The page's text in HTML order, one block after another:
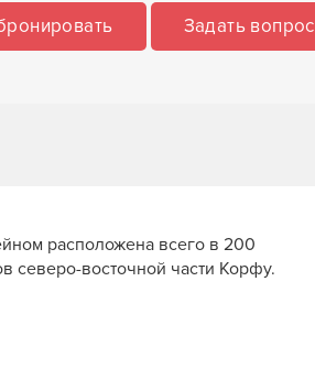
Задать вопрос
расположена всего в 200
северо-восточной части Корфу.